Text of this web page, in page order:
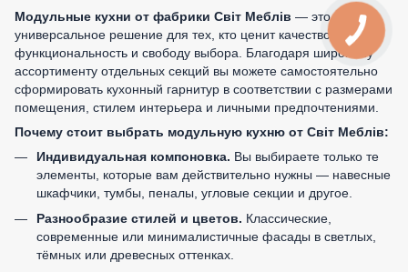
Модульные кухни от фабрики Світ Меблів — это
универсальное решение для тех, кто ценит качество,
функциональность и свободу выбора. Благодаря широкому
ассортименту отдельных секций вы можете самостоятельно
сформировать кухонный гарнитур в соответствии с размерами
помещения, стилем интерьера и личными предпочтениями.
Почему стоит выбрать модульную кухню от Світ Меблів:
Индивидуальная компоновка. Вы выбираете только те
элементы, которые вам действительно нужны — навесные
шкафчики, тумбы, пеналы, угловые секции и другое.
Разнообразие стилей и цветов. Классические,
современные или минималистичные фасады в светлых,
тёмных или древесных оттенках.